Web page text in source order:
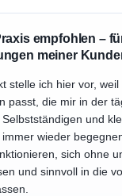
empfohlen –
meiner
stelle ich hier vor, weil
passt, die mir in der
und
wieder
sich ohne
und sinnvoll in die